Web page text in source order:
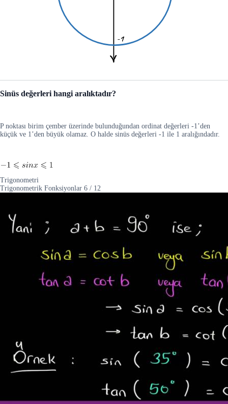
Sinüs değerleri hangi aralıktadır?
P noktası birim çember üzerinde bulunduğundan ordinat değerleri -1’den
küçük ve 1’den büyük olamaz. O halde sinüs değerleri -1 ile 1 aralığındadır.
Trigonometri
Trigonometrik Fonksiyonlar 6 / 12